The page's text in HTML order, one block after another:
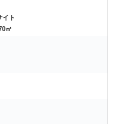
イト
㎡